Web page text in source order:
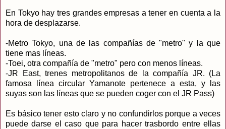
En Tokyo hay tres grandes empresas a tener en cuenta a la
hora de desplazarse.
-Metro Tokyo, una de las compañías de "metro" y la que
tiene mas líneas.
-Toei, otra compañía de "metro" pero con menos líneas.
-JR East, trenes metropolitanos de la compañía JR. (La
famosa línea circular Yamanote pertenece a esta, y las
suyas son las líneas que se pueden coger con el JR Pass)
Es básico tener esto claro y no confundirlos porque a veces
puede darse el caso que para hacer trasbordo entre ellas